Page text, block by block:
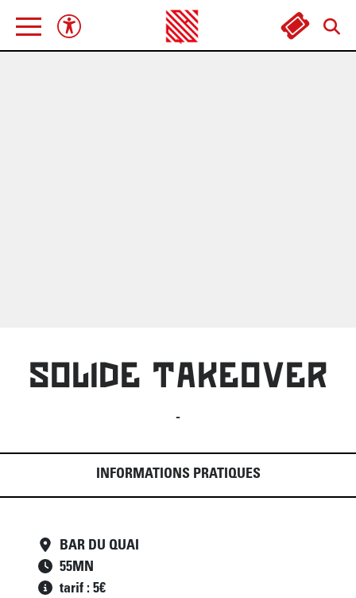
SOLIDE TAKEOVER
-
INFORMATIONS PRATIQUES
BAR DU QUAI
55MN
tarif : 5€